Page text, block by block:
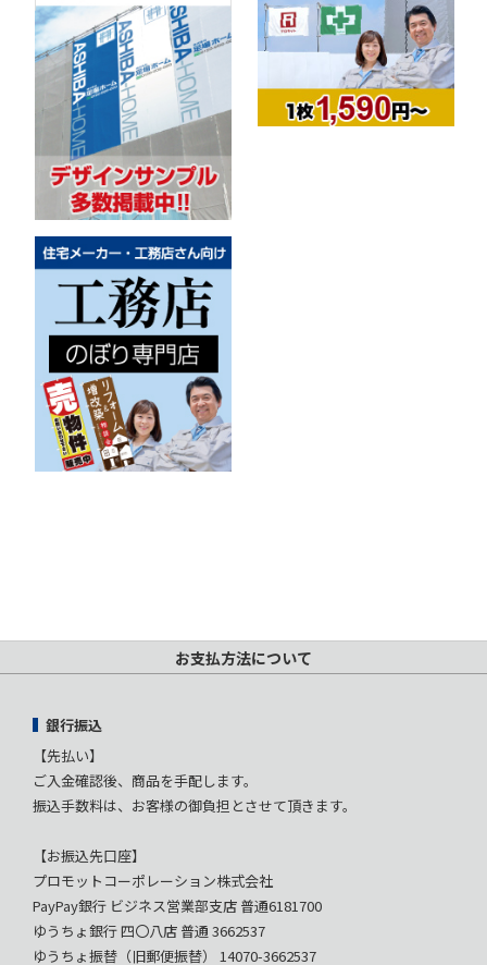
お支払方法について
銀行振込
【先払い】
ご入金確認後、商品を手配します。
振込手数料は、お客様の御負担とさせて頂きます。
【お振込先口座】
プロモットコーポレーション株式会社
PayPay銀行 ビジネス営業部支店 普通6181700
ゆうちょ銀行 四〇八店 普通 3662537
ゆうちょ振替（旧郵便振替） 14070-3662537